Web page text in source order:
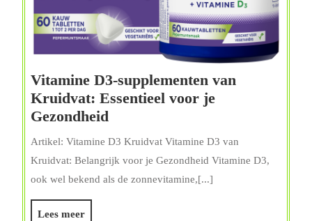
Vitamine D3-supplementen van
Kruidvat: Essentieel voor je
Gezondheid
D3-
van
Kruidvat:
Artikel: Vitamine D3 Kruidvat Vitamine D3 van
Kruidvat: Belangrijk voor je Gezondheid Vitamine D3,
ook wel bekend als de zonnevitamine,[...]
Lees meerLees